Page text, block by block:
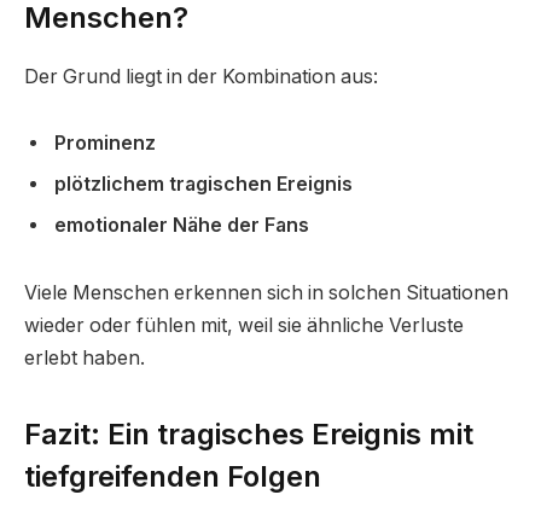
Menschen?
Der Grund liegt in der Kombination aus:
Prominenz
plötzlichem tragischen Ereignis
emotionaler Nähe der Fans
Viele Menschen erkennen sich in solchen Situationen
wieder oder fühlen mit, weil sie ähnliche Verluste
erlebt haben.
Fazit: Ein tragisches Ereignis mit
tiefgreifenden Folgen